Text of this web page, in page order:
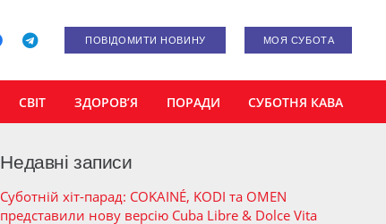
ПОВІДОМИТИ НОВИНУ МОЯ СУБОТА
СВІТ ЗДОРОВ’Я ПОРАДИ СУБОТНЯ КАВА
Недавні записи
Суботній хіт-парад: COKAINÉ, KODI та OMEN
представили нову версію Cuba Libre & Dolce Vita